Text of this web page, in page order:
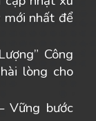
mới nhất để
Công
lòng cho
Vững bước